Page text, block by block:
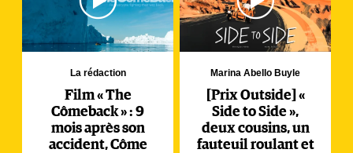
La rédaction
Film « The
Cômeback » : 9
mois après son
accident, Côme
Marina Abello Buyle
[Prix Outside] «
Side to Side »,
deux cousins, un
fauteuil roulant et